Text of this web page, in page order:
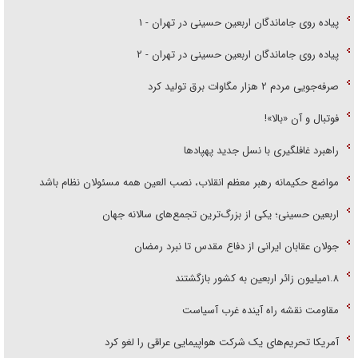
پیاده روی جاماندگان اربعین حسینی در تهران - ۱
پیاده روی جاماندگان اربعین حسینی در تهران - ۲
صرفه‌جویی مردم ۲ هزار مگاوات برق تولید کرد
فوتبال و آن «بالا»!
راهبرد غافلگیری با نسل جدید پهپاد‌ها
مواضع حکیمانه رهبر معظم انقلاب، نصب العین همه مسئولان نظام باشد
اربعین حسینی؛ یکی از بزرگ‌ترین تجمع‌های سالانه جهان
جولان عقابان ایرانی از دفاع مقدس تا نبرد رمضان
۱.۸میلیون زائر اربعین به کشور بازگشتند
مقاومت نقشه راه آینده غرب آسیاست
آمریکا تحریم‌های یک شرکت هواپیمایی عراقی را لغو کرد